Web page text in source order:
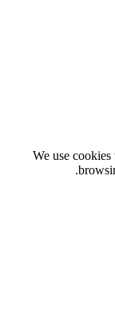
We use
.